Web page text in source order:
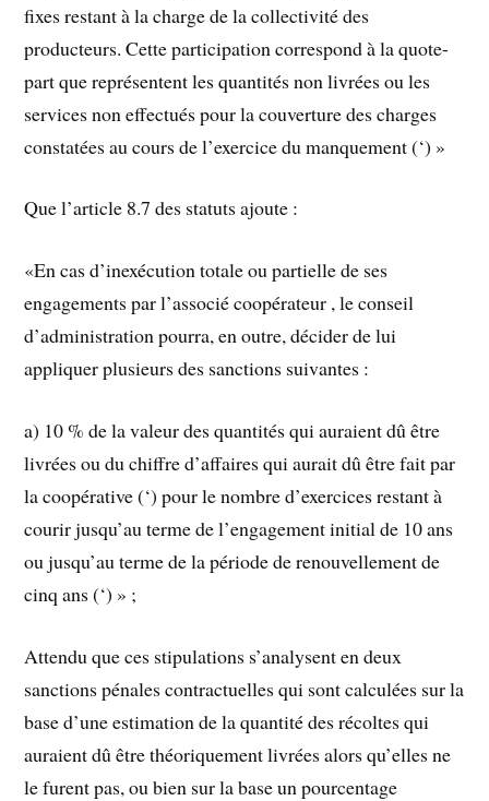
fixes restant à la charge de la collectivité des
producteurs. Cette participation correspond à la quote-
part que représentent les quantités non livrées ou les
services non effectués pour la couverture des charges
constatées au cours de l’exercice du manquement (‘) »
Que l’article 8.7 des statuts ajoute :
«En cas d’inexécution totale ou partielle de ses
engagements par l’associé coopérateur , le conseil
d’administration pourra, en outre, décider de lui
appliquer plusieurs des sanctions suivantes :
a) 10 % de la valeur des quantités qui auraient dû être
livrées ou du chiffre d’affaires qui aurait dû être fait par
la coopérative (‘) pour le nombre d’exercices restant à
courir jusqu’au terme de l’engagement initial de 10 ans
ou jusqu’au terme de la période de renouvellement de
cinq ans (‘) » ;
Attendu que ces stipulations s’analysent en deux
sanctions pénales contractuelles qui sont calculées sur la
base d’une estimation de la quantité des récoltes qui
auraient dû être théoriquement livrées alors qu’elles ne
le furent pas, ou bien sur la base un pourcentage